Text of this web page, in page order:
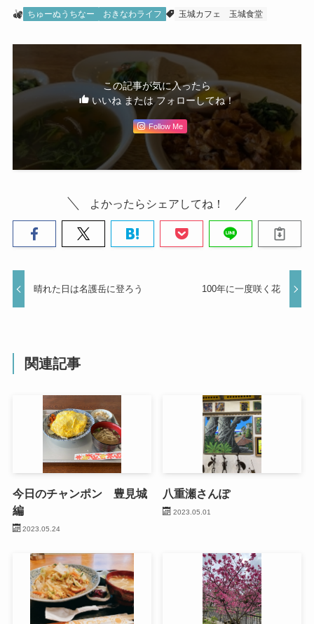
ちゅーぬうちなー おきなわライフ 玉城カフェ 玉城食堂
この記事が気に入ったら
いいね または フォローしてね！
Follow Me
よかったらシェアしてね！
晴れた日は名護岳に登ろう 100年に一度咲く花
関連記事
今日のチャンポン 豊見城
編
2023.05.24
八重瀬さんぽ
2023.05.01